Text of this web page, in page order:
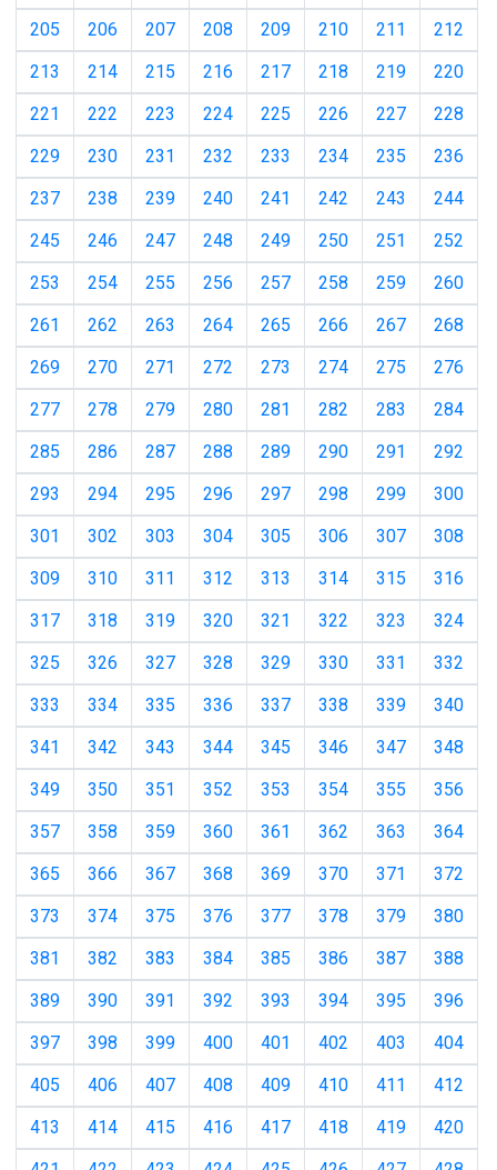
205
206 207 208 209 210 211
212
213
214 215 216 217 218 219
220
221
222 223 224 225 226 227
228
229
230 231 232 233 234 235
236
237
238 239 240 241 242 243
244
245
246 247 248 249 250 251
252
253
254 255 256 257 258 259
260
261
262 263 264 265 266 267
268
269
270 271 272 273 274 275
276
277
278 279 280 281 282 283
284
285
286 287 288 289 290 291
292
293
294 295 296 297 298 299
300
301
302 303 304 305 306 307
308
309
310 311 312 313 314 315
316
317
318 319 320 321 322 323
324
325
326 327 328 329 330 331
332
333
334 335 336 337 338 339
340
341
342 343 344 345 346 347
348
349
350 351 352 353 354 355
356
357
358 359 360 361 362 363
364
365
366 367 368 369 370 371
372
373
374 375 376 377 378 379
380
381
382 383 384 385 386 387
388
389
390 391 392 393 394 395
396
397
398 399 400 401 402 403
404
405
406 407 408 409 410 411
412
413
414 415 416 417 418 419
420